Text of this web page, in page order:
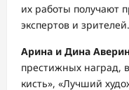
их работы получают
экспертов и зрителей.
Арина и Дина
престижных наград,
кисть», «Лучший